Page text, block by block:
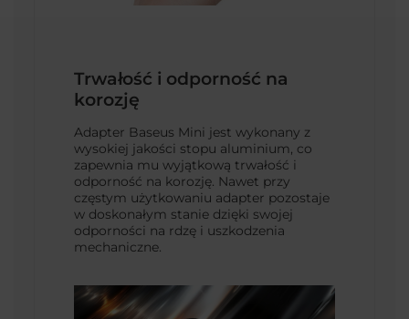
Trwałość i odporność na
korozję
Adapter Baseus Mini jest wykonany z
wysokiej jakości stopu aluminium, co
zapewnia mu wyjątkową trwałość i
odporność na korozję. Nawet przy
częstym użytkowaniu adapter pozostaje
w doskonałym stanie dzięki swojej
odporności na rdzę i uszkodzenia
mechaniczne.